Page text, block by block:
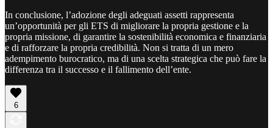
In conclusione, l’adozione degli adeguati assetti rappresenta
un’opportunità per gli ETS di migliorare la propria gestione e la
propria missione, di garantire la sostenibilità economica e finanziaria
e di rafforzare la propria credibilità. Non si tratta di un mero
adempimento burocratico, ma di una scelta strategica che può fare la
differenza tra il successo e il fallimento dell’ente.
6